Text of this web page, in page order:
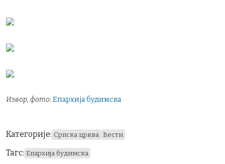
Извор, фото: Епархија будимска
Категорије: Српска црква Вести
Тагс: Епархија будимска